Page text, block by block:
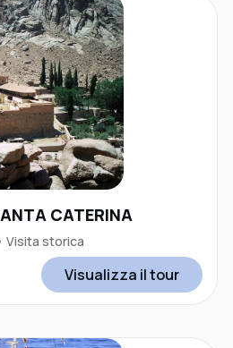
CATERINA
Visita storica
Visualizza il tour